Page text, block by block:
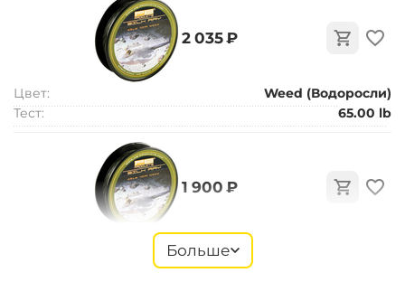
‍2 035‍ ₽
Цвет:
Weed (Водоросли)
Тест:
65.00 lb
‍1 900‍ ₽
Больше